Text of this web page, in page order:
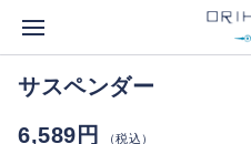
サスペンダー
6,589円
（税込）